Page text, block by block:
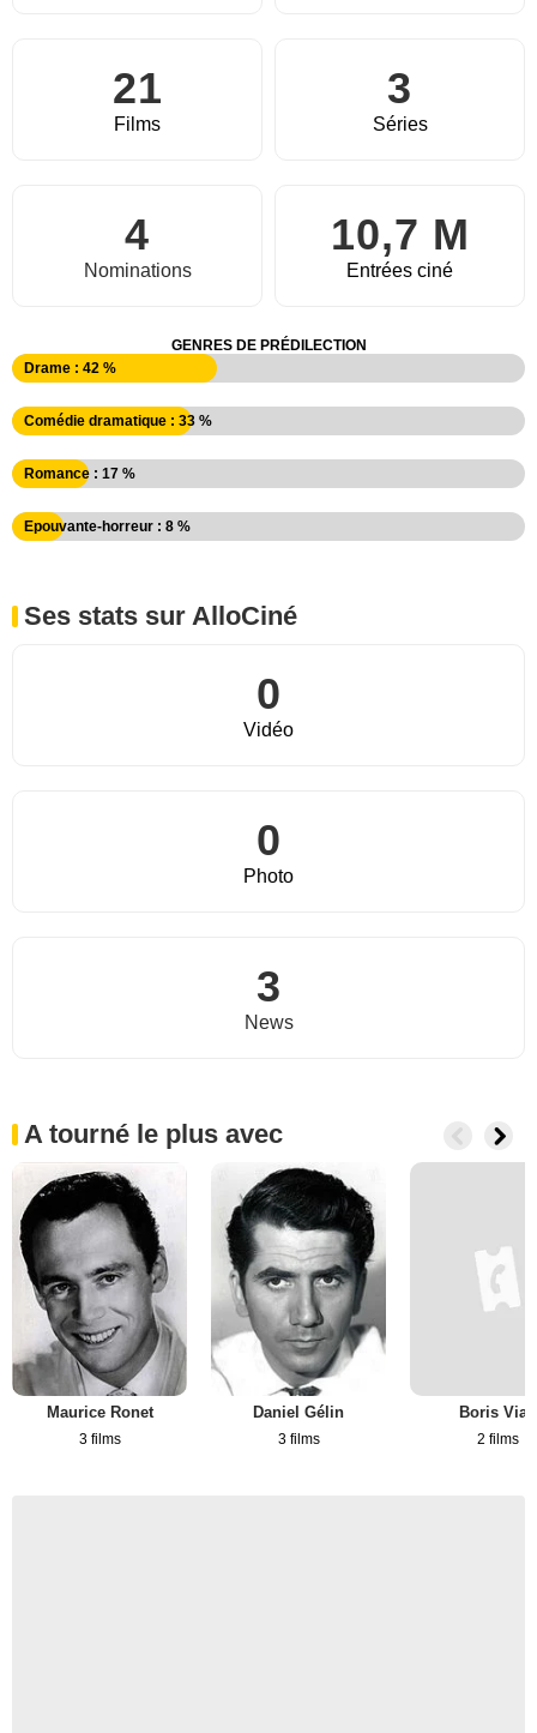
21
Films
3
Séries
4
Nominations
10,7 M
Entrées ciné
GENRES DE PRÉDILECTION
Drame : 42 %
Comédie dramatique : 33 %
Romance : 17 %
Epouvante-horreur : 8 %
Ses stats sur AlloCiné
0
Vidéo
0
Photo
3
News
A tourné le plus avec
Maurice Ronet
3 films
Daniel Gélin
3 films
Boris Vian
2 films